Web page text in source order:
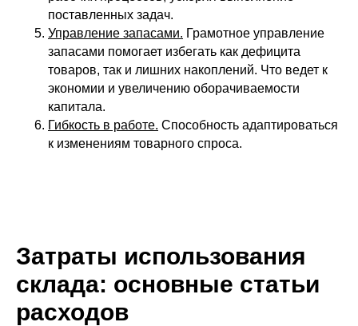
поставленных задач.
Управление запасами. Грамотное управление
запасами помогает избегать как дефицита
товаров, так и лишних накоплений. Что ведет к
экономии и увеличению оборачиваемости
капитала.
Гибкость в работе. Способность адаптироваться
к изменениям товарного спроса.
Затраты использования
склада: основные статьи
расходов